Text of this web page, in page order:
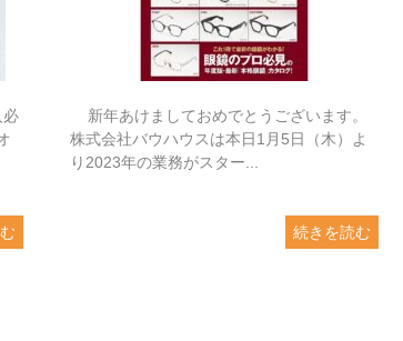
必
新年あけましておめでとうございます。
株式会社バウハウスは本日1月5日（木）よ
り2023年の業務がスター...
続きを読む